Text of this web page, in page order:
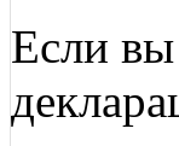
Если вы